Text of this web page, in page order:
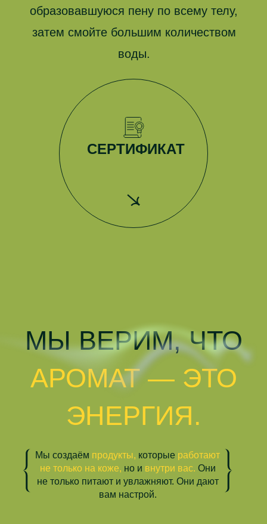
образовавшуюся пену по всему телу,
затем смойте большим количеством
воды.
СЕРТИФИКАТ
МЫ ВЕРИМ, ЧТО
АРОМАТ — ЭТО
ЭНЕРГИЯ.
Мы создаём продукты, которые работают
не только на коже, но и внутри вас. Они
не только питают и увлажняют. Они дают
вам настрой.